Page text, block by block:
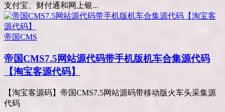
支付宝、财付通和网上银...
帝国CMS
帝国CMS7.5网站源代码带手机版机车合集源代码
【淘宝客源代码】
【淘宝客源码】帝国CMS7.5网站源码带移动版火车头采集源
代码